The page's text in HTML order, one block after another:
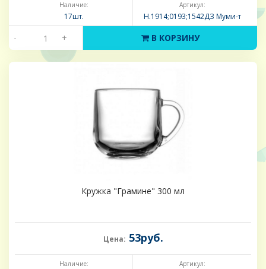
Наличие:
17шт.
Артикул:
Н.1914;0193;1542ДЗ Муми-т
- + В КОРЗИНУ
Кружка "Грамине" 300 мл
Цена: 53руб.
Наличие: Артикул: